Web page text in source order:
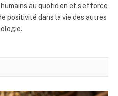
au quotidien et s’efforce
positivité dans la vie des autres